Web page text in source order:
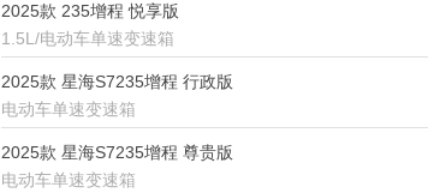
2025款 235增程 悦享版
1.5L/电动车单速变速箱
2025款 星海S7235增程 行政版
电动车单速变速箱
2025款 星海S7235增程 尊贵版
电动车单速变速箱